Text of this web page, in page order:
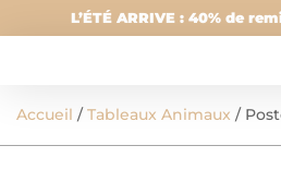
L’ÉTÉ ARRIVE : 40% de
Accueil /Tableaux Animaux /